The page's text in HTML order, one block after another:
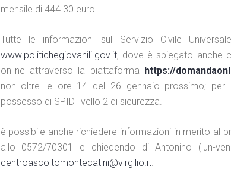
mensile di 444.30 euro.
Tutte le informazioni sul Servizio Civile
www.politichegiovanili.gov.it, dove è spiegato anche
online attraverso la piattaforma https://
non oltre le ore 14 del 26 gennaio prossimo; per
possesso di SPID livello 2 di sicurezza.
è possibile anche richiedere informazioni in merito al
allo 0572/70301 e chiedendo di Antonino (lun-
centroascoltomontecatini@virgilio.it.